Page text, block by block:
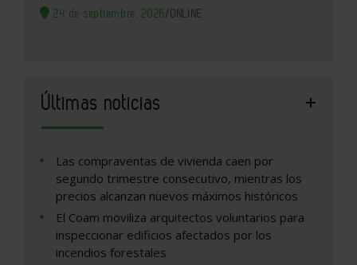
24 de septiembre, 2026/ONLINE
Últimas noticias
Las compraventas de vivienda caen por
segundo trimestre consecutivo, mientras los
precios alcanzan nuevos máximos históricos
El Coam moviliza arquitectos voluntarios para
inspeccionar edificios afectados por los
incendios forestales